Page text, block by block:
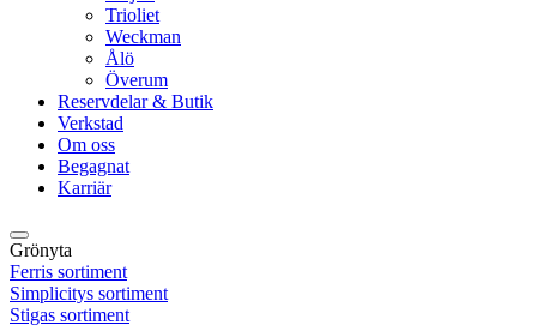
Trioliet
Weckman
Ålö
Överum
Reservdelar & Butik
Verkstad
Om oss
Begagnat
Karriär
Grönyta
Ferris sortiment
Simplicitys sortiment
Stigas sortiment